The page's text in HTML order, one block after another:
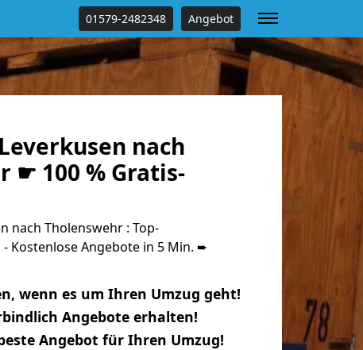
01579-2482348 Angebot
nach
☛ 100 % Gratis-
nach Tholenswehr : Top-
Kostenlose Angebote in 5 Min. ➨
wenn es um Ihren Umzug geht!
Angebote erhalten!
Angebot für Ihren Umzug!